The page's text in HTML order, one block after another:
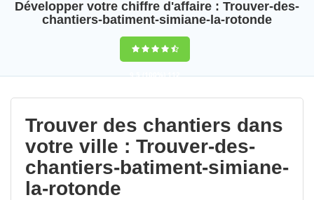
Développer votre chiffre d'affaire : Trouver-des-
chantiers-batiment-simiane-la-rotonde
9,5(100%)112
votes
Trouver des chantiers dans
votre ville : Trouver-des-
chantiers-batiment-simiane-
la-rotonde